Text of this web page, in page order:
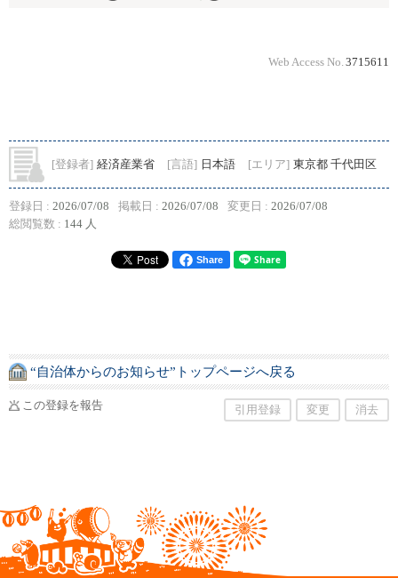
Web Access No. 3715611
[登録者] 経済産業省 [言語] 日本語 [エリア] 東京都 千代田区
登録日 : 2026/07/08 掲載日 : 2026/07/08 変更日 : 2026/07/08
総閲覧数 : 144 人
Share
“自治体からのお知らせ”トップページへ戻る
この登録を報告 引用登録 変更 消去